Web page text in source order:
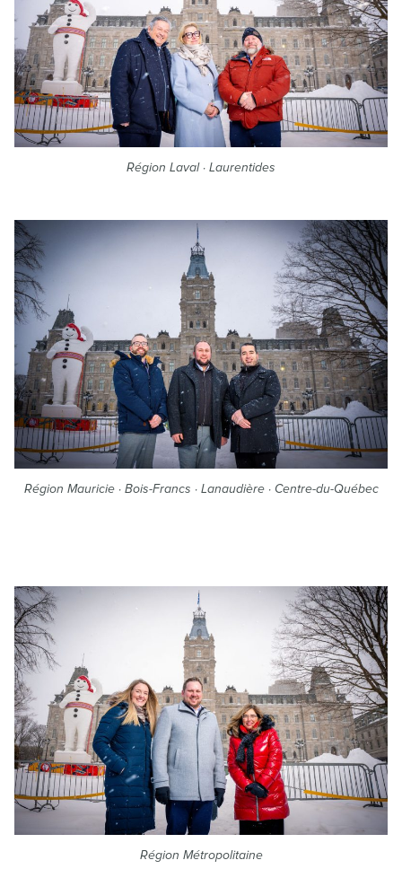
Région Laval · Laurentides
Région Mauricie · Bois-Francs · Lanaudière · Centre-du-Québec
Région Métropolitaine